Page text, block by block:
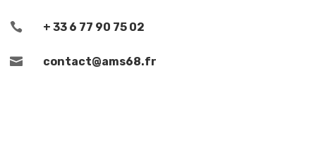
 + 33 6 77 90 75 02
 contact@ams68.fr